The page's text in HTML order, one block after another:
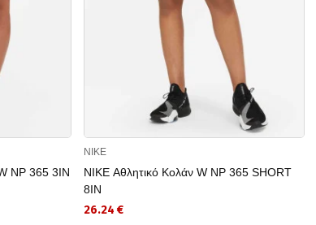
NP 365 3IN
NIKE
NIKE Αθλητικό Κολάν W NP 365 SHORT
8IN
26.24 €